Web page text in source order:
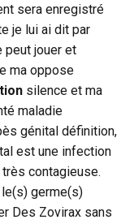
sera enregistré
je lui ai dit par
peut jouer et
ma oppose
silence et ma
maladie
génital définition,
est une infection
contagieuse.
germe(s)
Des Zovirax sans